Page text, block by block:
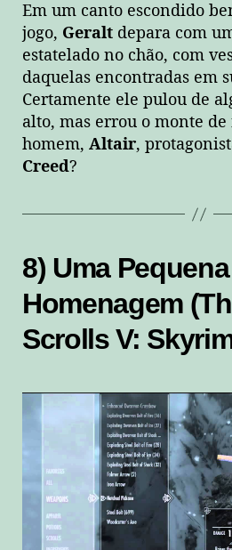
Em um canto escondido
jogo, Geralt depara com
estatelado no chão, com
daquelas encontradas em
Certamente ele pulou de
alto, mas errou o monte de
homem, Altair,
Creed?
8) Uma Pequena
Homenagem
Scrolls V: